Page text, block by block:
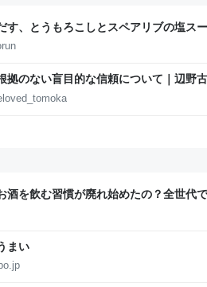
す、とうもろこしとスペアリブの塩ス
のない盲目的な信頼について｜辺野
酒を飲む習慣が廃れ始めたの？全世代
伴うリプが多数
まい